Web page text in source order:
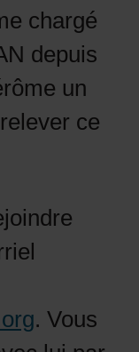
chargé
depuis
un
ce
. Vous